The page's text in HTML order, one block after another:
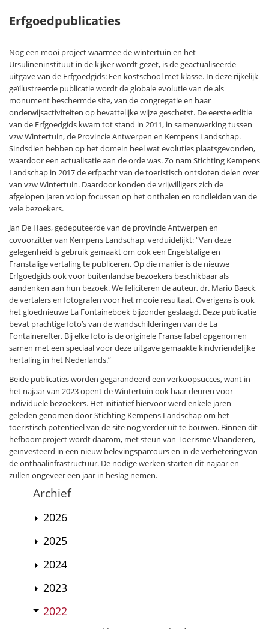
Erfgoedpublicaties
Nog een mooi project waarmee de wintertuin en het
Ursulineninstituut in de kijker wordt gezet, is de geactualiseerde
uitgave van de Erfgoedgids: Een kostschool met klasse. In deze rijkelijk
geïllustreerde publicatie wordt de globale evolutie van de als
monument beschermde site, van de congregatie en haar
onderwijsactiviteiten op bevattelijke wijze geschetst. De eerste editie
van de Erfgoedgids kwam tot stand in 2011, in samenwerking tussen
vzw Wintertuin, de Provincie Antwerpen en Kempens Landschap.
Sindsdien hebben op het domein heel wat evoluties plaatsgevonden,
waardoor een actualisatie aan de orde was. Zo nam Stichting Kempens
Landschap in 2017 de erfpacht van de toeristisch ontsloten delen over
van vzw Wintertuin. Daardoor konden de vrijwilligers zich de
afgelopen jaren volop focussen op het onthalen en rondleiden van de
vele bezoekers.
Jan De Haes, gedeputeerde van de provincie Antwerpen en
covoorzitter van Kempens Landschap, verduidelijkt: “Van deze
gelegenheid is gebruik gemaakt om ook een Engelstalige en
Franstalige vertaling te publiceren. Op die manier is de nieuwe
Erfgoedgids ook voor buitenlandse bezoekers beschikbaar als
aandenken aan hun bezoek. We feliciteren de auteur, dr. Mario Baeck,
de vertalers en fotografen voor het mooie resultaat. Overigens is ook
het gloednieuwe La Fontaineboek bijzonder geslaagd. Deze publicatie
bevat prachtige foto’s van de wandschilderingen van de La
Fontainerefter. Bij elke foto is de originele Franse fabel opgenomen
samen met een speciaal voor deze uitgave gemaakte kindvriendelijke
hertaling in het Nederlands.”
Beide publicaties worden gegarandeerd een verkoopsucces, want in
het najaar van 2023 opent de Wintertuin ook haar deuren voor
individuele bezoekers. Het initiatief hiervoor werd enkele jaren
geleden genomen door Stichting Kempens Landschap om het
toeristisch potentieel van de site nog verder uit te bouwen. Binnen dit
hefboomproject wordt daarom, met steun van Toerisme Vlaanderen,
geïnvesteerd in een nieuw belevingsparcours en in de verbetering van
de onthaalinfrastructuur. De nodige werken starten dit najaar en
zullen ongeveer een jaar in beslag nemen.
Archief
2026
2025
2024
2023
2022